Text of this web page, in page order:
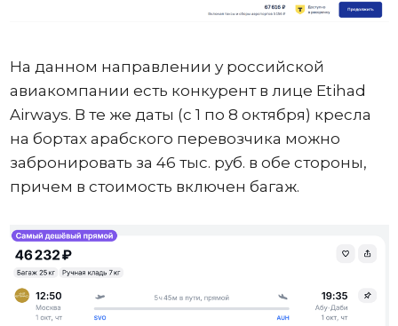
На данном направлении у российской
авиакомпании есть конкурент в лице Etihad
Airways. В те же даты (с 1 по 8 октября) кресла
на бортах арабского перевозчика можно
забронировать за 46 тыс. руб. в обе стороны,
причем в стоимость включен багаж.